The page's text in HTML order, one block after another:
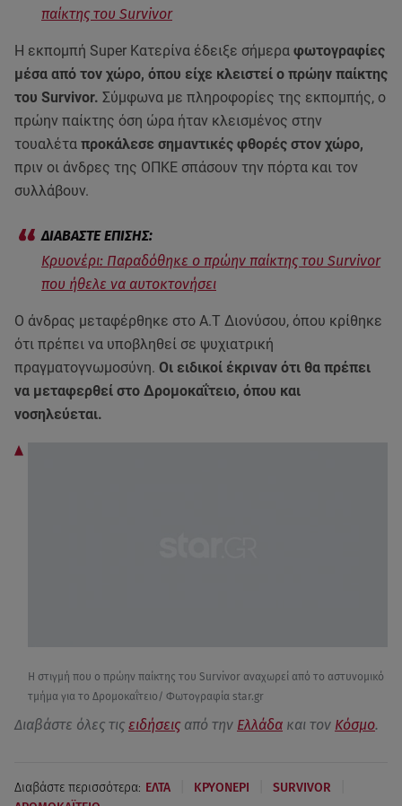
παίκτης του Survivor
Η εκπομπή Super Κατερίνα έδειξε σήμερα φωτογραφίες
μέσα από τον χώρο, όπου είχε κλειστεί ο πρώην παίκτης
του Survivor. Σύμφωνα με πληροφορίες της εκπομπής, ο
πρώην παίκτης όση ώρα ήταν κλεισμένος στην
τουαλέτα προκάλεσε σημαντικές φθορές στον χώρο,
πριν οι άνδρες της ΟΠΚΕ σπάσουν την πόρτα και τον
συλλάβουν.
Κρυονέρι: Παραδόθηκε ο πρώην παίκτης του Survivor
που ήθελε να αυτοκτονήσει
Ο άνδρας μεταφέρθηκε στο Α.Τ Διονύσου, όπου κρίθηκε
ότι πρέπει να υποβληθεί σε ψυχιατρική
πραγματογνωμοσύνη. Οι ειδικοί έκριναν ότι θα πρέπει
να μεταφερθεί στο Δρομοκαΐτειο, όπου και
νοσηλεύεται.
Η στιγμή που ο πρώην παίκτης του Survivor αναχωρεί από το αστυνομικό
τμήμα για το Δρομοκαΐτειο/ Φωτογραφία star.gr
Διαβάστε όλες τις ειδήσεις από την Ελλάδα και τον Κόσμο.
Διαβάστε περισσότερα: ΕΛΤΑ ΚΡΥΟΝΕΡΙ SURVIVOR